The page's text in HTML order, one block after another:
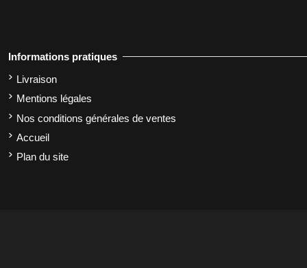
Informations pratiques
Livraison
Mentions légales
Nos conditions générales de ventes
Accueil
Plan du site